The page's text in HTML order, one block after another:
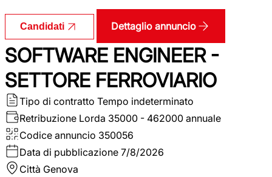
Candidati Dettaglio annuncio
SOFTWARE ENGINEER -
SETTORE FERROVIARIO
Tipo di contratto Tempo indeterminato
Retribuzione Lorda 35000 - 462000 annuale
Codice annuncio 350056
Data di pubblicazione 7/8/2026
Città Genova